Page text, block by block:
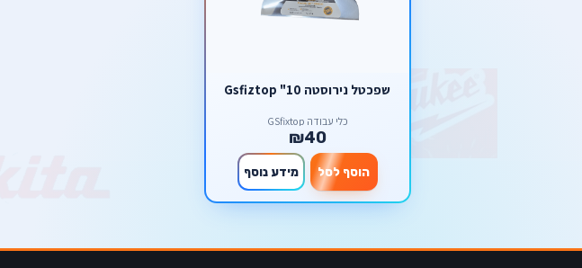
שפכטל נירוסטה 10" Gsfiztop
כלי עבודה GSfixtop
₪40
הוסף לסל מידע נוסף